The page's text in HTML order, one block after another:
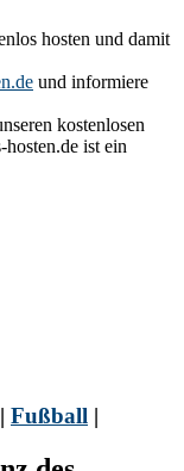
hosten und damit
und informiere
kostenlosen
ist ein
| Fußball |